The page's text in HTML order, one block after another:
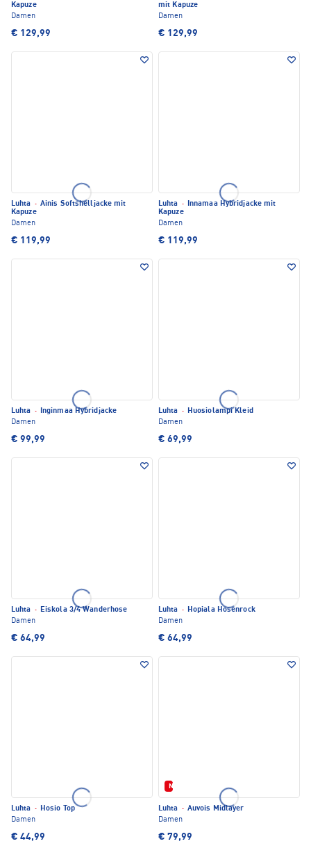
Kapuze
Damen
€ 129,99
mit Kapuze
Damen
€ 129,99
Luhta · Ainis Softshelljacke mit
Kapuze
Damen
€ 119,99
Luhta · Innamaa Hybridjacke mit
Kapuze
Damen
€ 119,99
Luhta · Inginmaa Hybridjacke
Damen
€ 99,99
Luhta · Huosiolampi Kleid
Damen
€ 69,99
Luhta · Eiskola 3/4 Wanderhose
Damen
€ 64,99
Luhta · Hopiala Hosenrock
Damen
€ 64,99
Luhta · Hosio Top
Damen
€ 44,99
Neu
Luhta · Auvois Midlayer
Damen
€ 79,99